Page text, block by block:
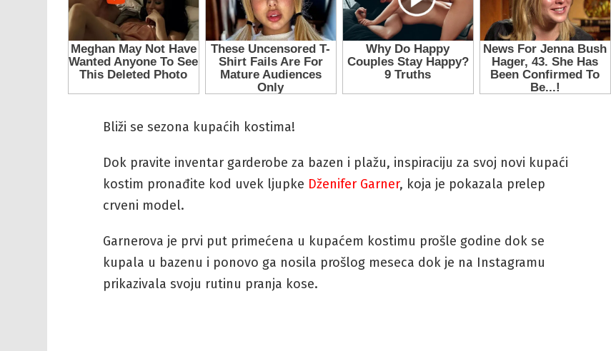
Bliži se sezona kupaćih kostima!
Dok pravite inventar garderobe za bazen i plažu, inspiraciju za svoj novi kupaći
kostim pronađite kod uvek ljupke Dženifer Garner, koja je pokazala prelep
crveni model.
Garnerova je prvi put primećena u kupaćem kostimu prošle godine dok se
kupala u bazenu i ponovo ga nosila prošlog meseca dok je na Instagramu
prikazivala svoju rutinu pranja kose.